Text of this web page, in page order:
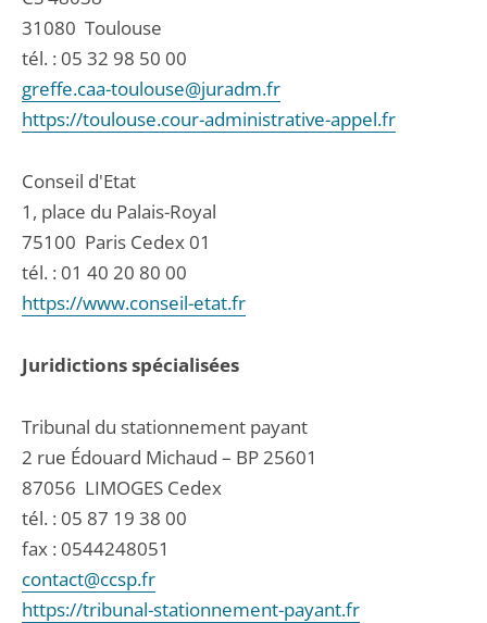
31080 Toulouse
tél. : 05 32 98 50 00
greffe.caa-toulouse@juradm.fr
https://toulouse.cour-administrative-appel.fr
Conseil d'Etat
1, place du Palais-Royal
75100 Paris Cedex 01
tél. : 01 40 20 80 00
https://www.conseil-etat.fr
Juridictions spécialisées
Tribunal du stationnement payant
2 rue Édouard Michaud – BP 25601
87056 LIMOGES Cedex
tél. : 05 87 19 38 00
fax : 0544248051
contact@ccsp.fr
https://tribunal-stationnement-payant.fr